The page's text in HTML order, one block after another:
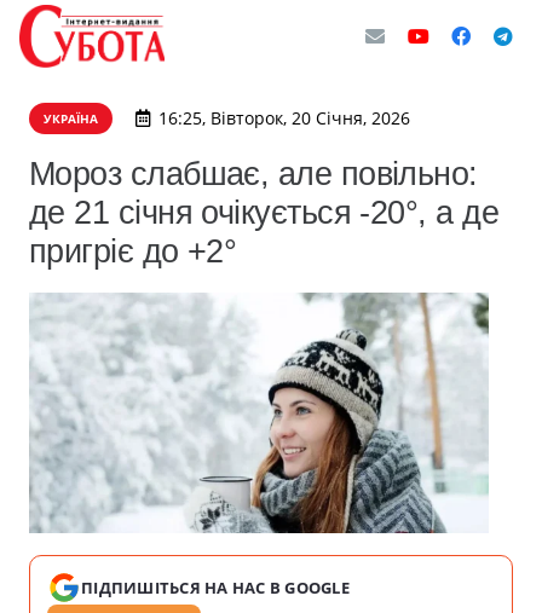
УКРАЇНА 16:25, Вівторок, 20 Січня, 2026
Мороз слабшає, але повільно:
де 21 січня очікується -20°, а де
пригріє до +2°
ПІДПИШІТЬСЯ НА НАС В GOOGLE